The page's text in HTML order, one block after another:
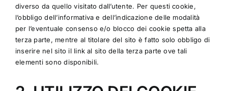
diverso da quello visitato dall’utente. Per questi cookie,
l’obbligo dell’informativa e dell’indicazione delle modalità
per l’eventuale consenso e/o blocco dei cookie spetta alla
terza parte, mentre al titolare del sito è fatto solo obbligo di
inserire nel sito il link al sito della terza parte ove tali
elementi sono disponibili.